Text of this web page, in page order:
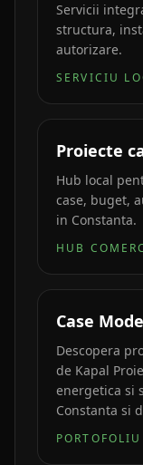
Servicii
structura,
autorizare.
SERVICIU
Proiecte
Hub local
case, buget,
in Constanta.
HUB
Case
Descopera
de Kapal
energetica si
Constanta si